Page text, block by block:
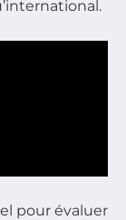
pour évaluer